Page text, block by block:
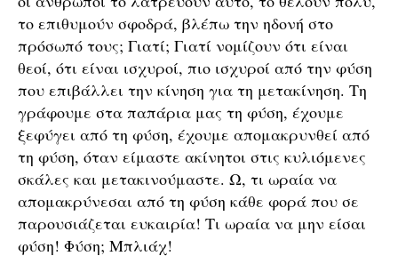
το επιθυμούν σφοδρά, βλέπω την ηδονή στο
πρόσωπό τους; Γιατί; Γιατί νομίζουν ότι είναι
θεοί, ότι είναι ισχυροί, πιο ισχυροί από την φύση
που επιβάλλει την κίνηση για τη μετακίνηση. Τη
γράφουμε στα παπάρια μας τη φύση, έχουμε
ξεφύγει από τη φύση, έχουμε απομακρυνθεί από
τη φύση, όταν είμαστε ακίνητοι στις κυλιόμενες
σκάλες και μετακινούμαστε. Ω, τι ωραία να
απομακρύνεσαι από τη φύση κάθε φορά που σε
παρουσιάζεται ευκαιρία! Τι ωραία να μην είσαι
φύση! Φύση; Μπλιάχ!